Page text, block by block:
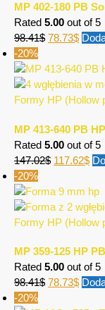
MP 402-180 PB
Rated 5.00 out of 5
98.41$ 78.73$
-20%
Formy HP (Hollow
MP 413-640 PB
Rated 5.00 out of 5
147.02$ 117.62$
-20%
Formy HP (Hollow
MP 359-125 HP
Rated 5.00 out of 5
98.41$ 78.73$
-20%